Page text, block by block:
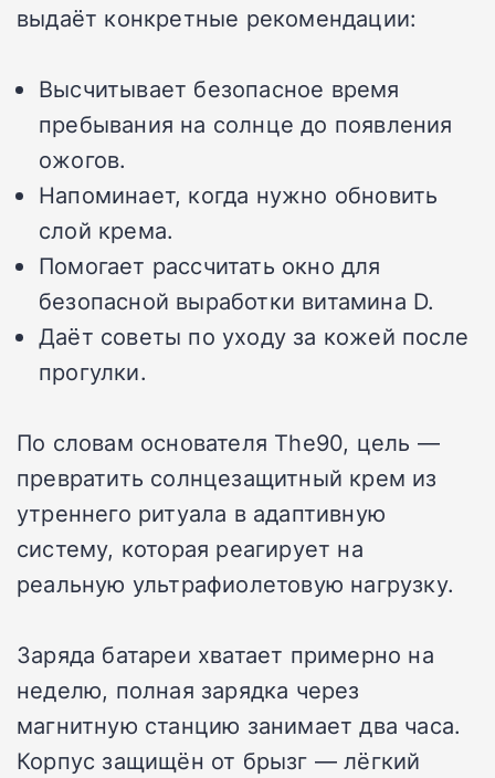
выдаёт конкретные рекомендации:
Высчитывает безопасное время
пребывания на солнце до появления
ожогов.
Напоминает, когда нужно обновить
слой крема.
Помогает рассчитать окно для
безопасной выработки витамина D.
Даёт советы по уходу за кожей после
прогулки.
По словам основателя The90, цель —
превратить солнцезащитный крем из
утреннего ритуала в адаптивную
систему, которая реагирует на
реальную ультрафиолетовую нагрузку.
Заряда батареи хватает примерно на
неделю, полная зарядка через
магнитную станцию занимает два часа.
Корпус защищён от брызг — лёгкий